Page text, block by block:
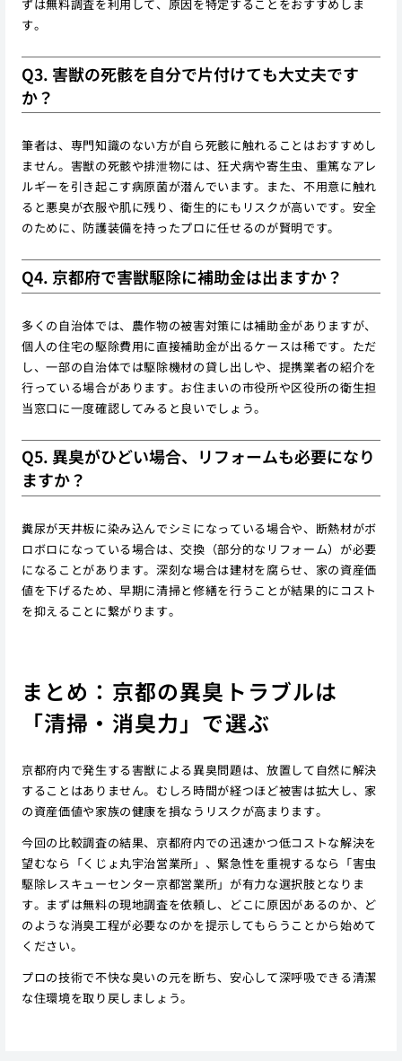
ずは無料調査を利用して、原因を特定することをおすすめしま
す。
Q3. 害獣の死骸を自分で片付けても大丈夫です
か？
筆者は、専門知識のない方が自ら死骸に触れることはおすすめし
ません。害獣の死骸や排泄物には、狂犬病や寄生虫、重篤なアレ
ルギーを引き起こす病原菌が潜んでいます。また、不用意に触れ
ると悪臭が衣服や肌に残り、衛生的にもリスクが高いです。安全
のために、防護装備を持ったプロに任せるのが賢明です。
Q4. 京都府で害獣駆除に補助金は出ますか？
多くの自治体では、農作物の被害対策には補助金がありますが、
個人の住宅の駆除費用に直接補助金が出るケースは稀です。ただ
し、一部の自治体では駆除機材の貸し出しや、提携業者の紹介を
行っている場合があります。お住まいの市役所や区役所の衛生担
当窓口に一度確認してみると良いでしょう。
Q5. 異臭がひどい場合、リフォームも必要になり
ますか？
糞尿が天井板に染み込んでシミになっている場合や、断熱材がボ
ロボロになっている場合は、交換（部分的なリフォーム）が必要
になることがあります。深刻な場合は建材を腐らせ、家の資産価
値を下げるため、早期に清掃と修繕を行うことが結果的にコスト
を抑えることに繋がります。
まとめ：京都の異臭トラブルは
「清掃・消臭力」で選ぶ
京都府内で発生する害獣による異臭問題は、放置して自然に解決
することはありません。むしろ時間が経つほど被害は拡大し、家
の資産価値や家族の健康を損なうリスクが高まります。
今回の比較調査の結果、京都府内での迅速かつ低コストな解決を
望むなら「くじょ丸宇治営業所」、緊急性を重視するなら「害虫
駆除レスキューセンター京都営業所」が有力な選択肢となりま
す。まずは無料の現地調査を依頼し、どこに原因があるのか、ど
のような消臭工程が必要なのかを提示してもらうことから始めて
ください。
プロの技術で不快な臭いの元を断ち、安心して深呼吸できる清潔
な住環境を取り戻しましょう。